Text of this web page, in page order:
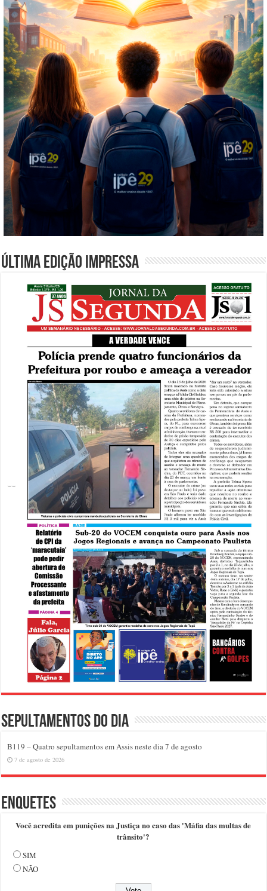
Última edição impressa
Sepultamentos do dia
B119 – Quatro sepultamentos em Assis neste dia 7 de agosto
7 de agosto de 2026
Enquetes
Você acredita em punições na Justiça no caso das 'Máfia das multas de
trânsito'?
SIM
NÃO